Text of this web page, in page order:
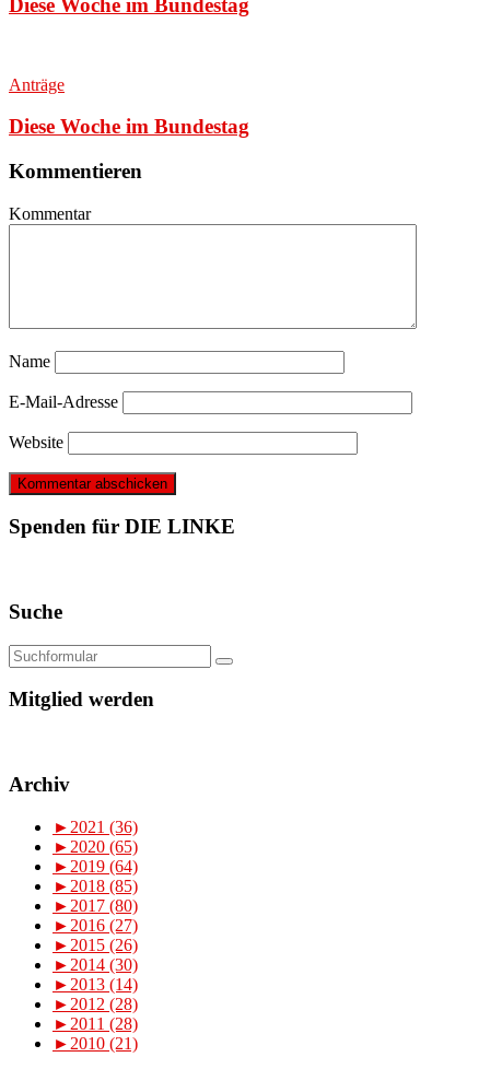
Diese Woche im Bundestag
Anträge
Diese Woche im Bundestag
Kommentieren
Kommentar
Name
E-Mail-Adresse
Website
Spenden für DIE LINKE
Suche
Mitglied werden
Archiv
► 2021 (36)
► 2020 (65)
► 2019 (64)
► 2018 (85)
► 2017 (80)
► 2016 (27)
► 2015 (26)
► 2014 (30)
► 2013 (14)
► 2012 (28)
► 2011 (28)
► 2010 (21)